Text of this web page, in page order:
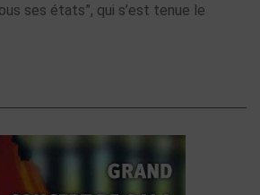
ses états”, qui s’est tenue le